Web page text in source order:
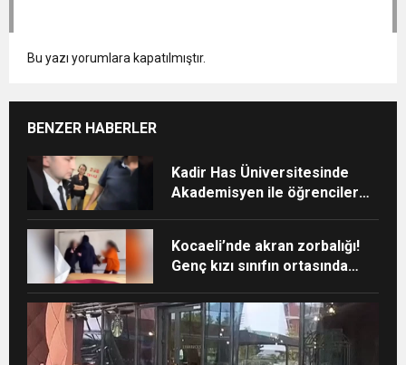
Bu yazı yorumlara kapatılmıştır.
BENZER HABERLER
Kadir Has Üniversitesinde
Akademisyen ile öğrenciler
Kocaeli’nde akran zorbalığı!
Genç kızı sınıfın ortasında